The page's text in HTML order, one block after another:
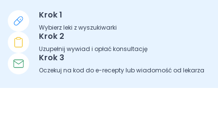
Krok 1
Wybierz leki z wyszukiwarki
Krok 2
Uzupełnij wywiad i opłać konsultację
Krok 3
Oczekuj na kod do e-recepty lub wiadomość od lekarza